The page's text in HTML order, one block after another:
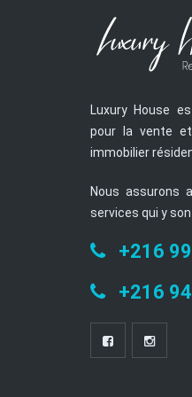
Luxury House
pour la vente
immobilier
Nous assurons
services qui y
+216
+216